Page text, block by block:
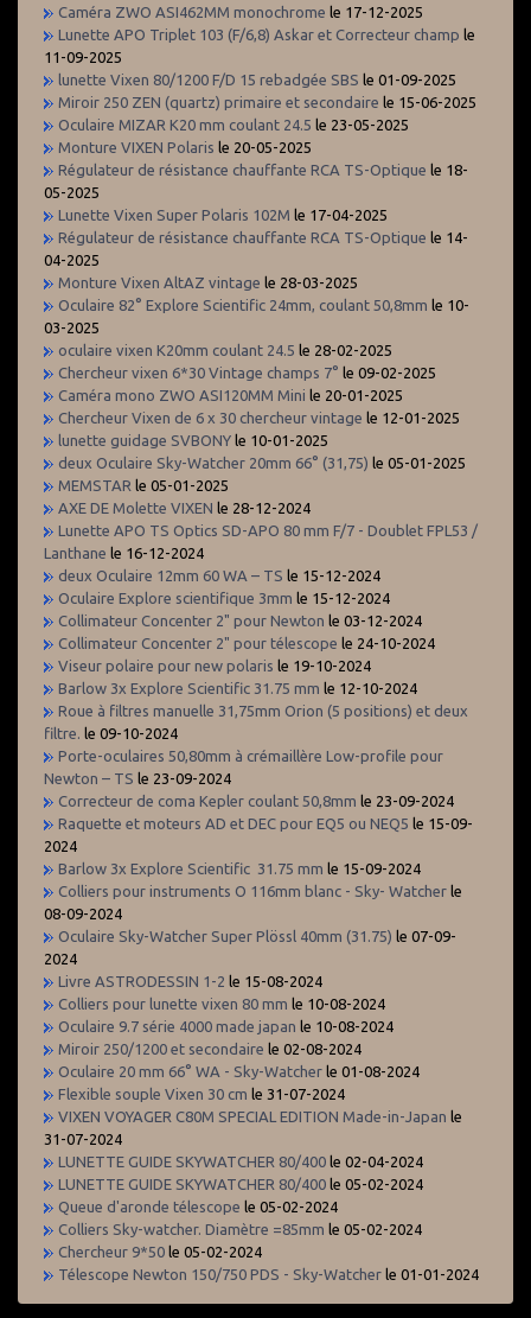
Caméra ZWO ASI462MM monochrome le 17-12-2025
Lunette APO Triplet 103 (F/6,8) Askar et Correcteur champ le
11-09-2025
lunette Vixen 80/1200 F/D 15 rebadgée SBS le 01-09-2025
Miroir 250 ZEN (quartz) primaire et secondaire le 15-06-2025
Oculaire MIZAR K20 mm coulant 24.5 le 23-05-2025
Monture VIXEN Polaris le 20-05-2025
Régulateur de résistance chauffante RCA TS-Optique le 18-
05-2025
Lunette Vixen Super Polaris 102M le 17-04-2025
Régulateur de résistance chauffante RCA TS-Optique le 14-
04-2025
Monture Vixen AltAZ vintage le 28-03-2025
Oculaire 82° Explore Scientific 24mm, coulant 50,8mm le 10-
03-2025
oculaire vixen K20mm coulant 24.5 le 28-02-2025
Chercheur vixen 6*30 Vintage champs 7° le 09-02-2025
Caméra mono ZWO ASI120MM Mini le 20-01-2025
Chercheur Vixen de 6 x 30 chercheur vintage le 12-01-2025
lunette guidage SVBONY le 10-01-2025
deux Oculaire Sky-Watcher 20mm 66° (31,75) le 05-01-2025
MEMSTAR le 05-01-2025
AXE DE Molette VIXEN le 28-12-2024
Lunette APO TS Optics SD-APO 80 mm F/7 - Doublet FPL53 /
Lanthane le 16-12-2024
deux Oculaire 12mm 60 WA – TS le 15-12-2024
Oculaire Explore scientifique 3mm le 15-12-2024
Collimateur Concenter 2" pour Newton le 03-12-2024
Collimateur Concenter 2" pour télescope le 24-10-2024
Viseur polaire pour new polaris le 19-10-2024
Barlow 3x Explore Scientific 31.75 mm le 12-10-2024
Roue à filtres manuelle 31,75mm Orion (5 positions) et deux
filtre. le 09-10-2024
Porte-oculaires 50,80mm à crémaillère Low-profile pour
Newton – TS le 23-09-2024
Correcteur de coma Kepler coulant 50,8mm le 23-09-2024
Raquette et moteurs AD et DEC pour EQ5 ou NEQ5 le 15-09-
2024
Barlow 3x Explore Scientific 31.75 mm le 15-09-2024
Colliers pour instruments O 116mm blanc - Sky- Watcher le
08-09-2024
Oculaire Sky-Watcher Super Plössl 40mm (31.75) le 07-09-
2024
Livre ASTRODESSIN 1-2 le 15-08-2024
Colliers pour lunette vixen 80 mm le 10-08-2024
Oculaire 9.7 série 4000 made japan le 10-08-2024
Miroir 250/1200 et secondaire le 02-08-2024
Oculaire 20 mm 66° WA - Sky-Watcher le 01-08-2024
Flexible souple Vixen 30 cm le 31-07-2024
VIXEN VOYAGER C80M SPECIAL EDITION Made-in-Japan le
31-07-2024
LUNETTE GUIDE SKYWATCHER 80/400 le 02-04-2024
LUNETTE GUIDE SKYWATCHER 80/400 le 05-02-2024
Queue d'aronde télescope le 05-02-2024
Colliers Sky-watcher. Diamètre =85mm le 05-02-2024
Chercheur 9*50 le 05-02-2024
Télescope Newton 150/750 PDS - Sky-Watcher le 01-01-2024